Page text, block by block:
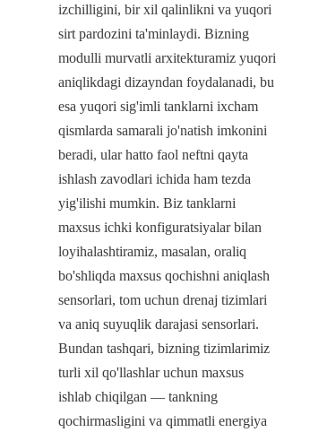
izchilligini, bir xil qalinlikni va yuqori
sirt pardozini ta'minlaydi. Bizning
modulli murvatli arxitekturamiz yuqori
aniqlikdagi dizayndan foydalanadi, bu
esa yuqori sig'imli tanklarni ixcham
qismlarda samarali jo'natish imkonini
beradi, ular hatto faol neftni qayta
ishlash zavodlari ichida ham tezda
yig'ilishi mumkin. Biz tanklarni
maxsus ichki konfiguratsiyalar bilan
loyihalashtiramiz, masalan, oraliq
bo'shliqda maxsus qochishni aniqlash
sensorlari, tom uchun drenaj tizimlari
va aniq suyuqlik darajasi sensorlari.
Bundan tashqari, bizning tizimlarimiz
turli xil qo'llashlar uchun maxsus
ishlab chiqilgan — tankning
qochirmasligini va qimmatli energiya